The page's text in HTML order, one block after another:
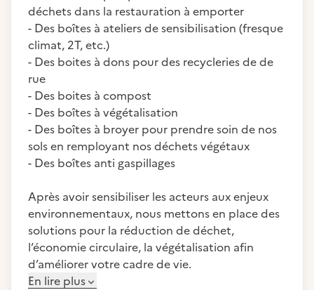
déchets dans la restauration à emporter
- Des boîtes à ateliers de sensibilisation (fresque
climat, 2T, etc.)
- Des boites à dons pour des recycleries de de
rue
- Des boites à compost
- Des boîtes à végétalisation
- Des boîtes à broyer pour prendre soin de nos
sols en remployant nos déchets végétaux
- Des boîtes anti gaspillages
Après avoir sensibiliser les acteurs aux enjeux
environnementaux, nous mettons en place des
solutions pour la réduction de déchet,
l’économie circulaire, la végétalisation afin
d’améliorer votre cadre de vie.
En lire plus